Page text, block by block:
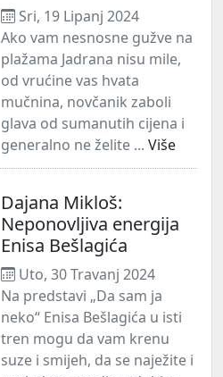
Sri, 19 Lipanj 2024
Ako vam nesnosne gužve na
plažama Jadrana nisu mile,
od vrućine vas hvata
mučnina, novčanik zaboli
glava od sumanutih cijena i
generalno ne želite ... Više
Dajana Mikloš:
Neponovljiva energija
Enisa Bešlagića
Uto, 30 Travanj 2024
Na predstavi „Da sam ja
neko“ Enisa Bešlagića u isti
tren mogu da vam krenu
suze i smijeh, da se naježite i